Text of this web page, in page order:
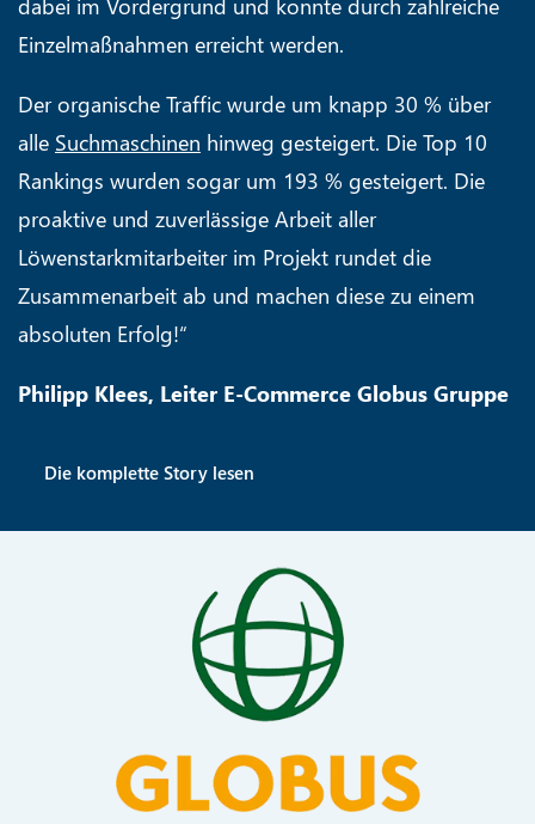
Einzelmaßnahmen erreicht werden.
Der organische Traffic wurde um knapp 30 % über
alle Suchmaschinen hinweg gesteigert. Die Top 10
Rankings wurden sogar um 193 % gesteigert. Die
proaktive und zuverlässige Arbeit aller
Löwenstarkmitarbeiter im Projekt rundet die
Zusammenarbeit ab und machen diese zu einem
absoluten Erfolg!“
Philipp Klees, Leiter E-Commerce Globus Gruppe
Die komplette Story lesen